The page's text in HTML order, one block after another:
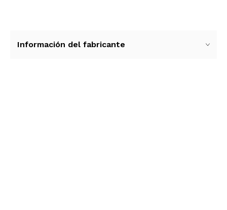
compatible con versiones anteriores a 2018 ni
Información del fabricante